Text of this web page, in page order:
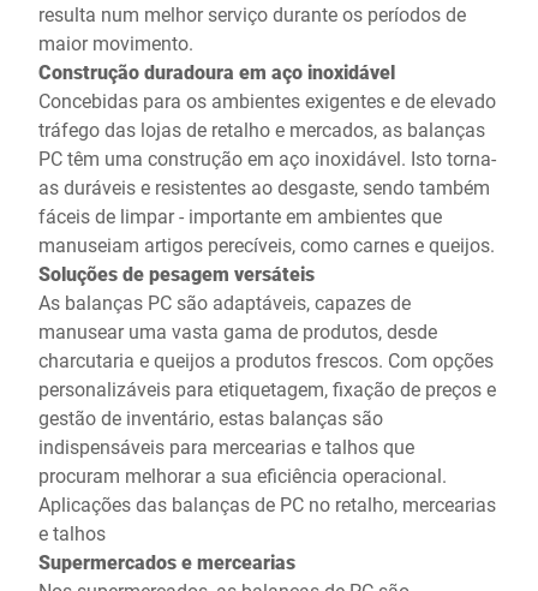
resulta num melhor serviço durante os períodos de
maior movimento.
Construção duradoura em aço inoxidável
Concebidas para os ambientes exigentes e de elevado
tráfego das lojas de retalho e mercados, as balanças
PC têm uma construção em aço inoxidável. Isto torna-
as duráveis e resistentes ao desgaste, sendo também
fáceis de limpar - importante em ambientes que
manuseiam artigos perecíveis, como carnes e queijos.
Soluções de pesagem versáteis
As balanças PC são adaptáveis, capazes de
manusear uma vasta gama de produtos, desde
charcutaria e queijos a produtos frescos. Com opções
personalizáveis para etiquetagem, fixação de preços e
gestão de inventário, estas balanças são
indispensáveis para mercearias e talhos que
procuram melhorar a sua eficiência operacional.
Aplicações das balanças de PC no retalho, mercearias
e talhos
Supermercados e mercearias